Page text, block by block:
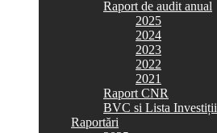
Raport de audit anual
2025
2024
2023
2022
2021
Raport CNR
BVC si Lista Investiții
Raportări